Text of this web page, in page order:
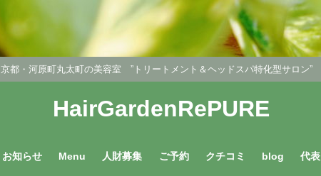
京都・河原町丸太町の美容室 ”トリートメント＆ヘッドスパ特化型サロン”
HairGardenRePURE
お知らせ Menu 人財募集 ご予約 クチコミ blog 代表